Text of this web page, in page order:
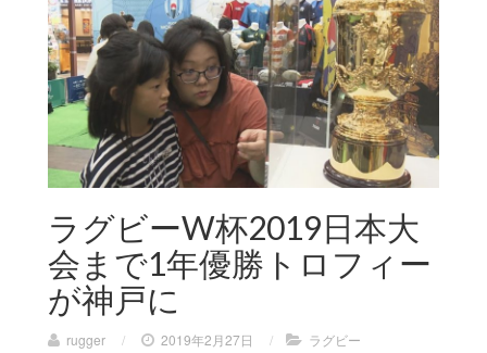
ラグビーW杯2019日本大
会まで1年優勝トロフィー
が神戸に
rugger / 2019年2月27日 / ラグビー